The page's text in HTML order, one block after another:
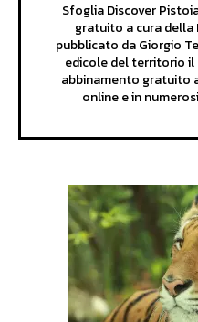
Sfoglia Discover
gratuito a cura della
pubblicato da Giorgio
edicole del territorio il
abbinamento gratuito
online e in